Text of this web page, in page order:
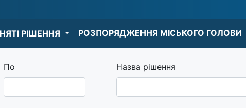
РІШЕННЯ РОЗПОРЯДЖЕННЯ МІСЬКОГО ГОЛОВИ
По
Назва рішення